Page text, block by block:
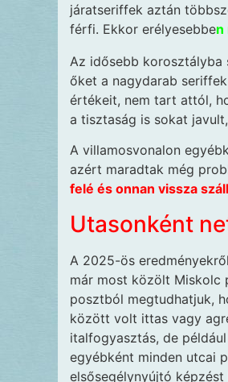
járatseriffek aztán
férfi. Ekkor erélyesebben
Az idősebb
őket a nagydarab
értékeit, nem tart attól,
a tisztaság is sokat
A villamosvonalon
azért maradtak még
felé és onnan vissza
Utasonként
A 2025-ös
már most közölt Miskolc
posztból megtudhatjuk,
között volt ittas vagy
italfogyasztás, de
egyébként minden utcai
elsősegélynyújtó